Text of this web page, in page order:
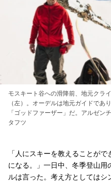
モスキート谷への滑降前、地元クラ
（左）。オーデルは地元ガイドであ
「ゴッドファーザー」だ。アルゼン
タフツ
「人にスキーを教えることが
になる。」一日中、冬季登山
ルは言った。考え方としてはシ